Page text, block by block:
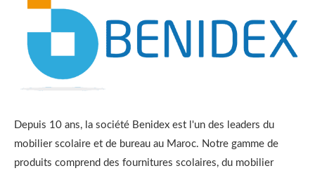
Depuis 10 ans, la société Benidex est l'un des leaders du
mobilier scolaire et de bureau au Maroc. Notre gamme de
produits comprend des fournitures scolaires, du mobilier